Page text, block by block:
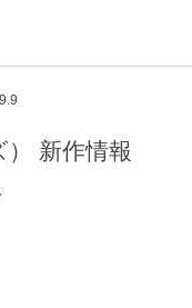
新作情報